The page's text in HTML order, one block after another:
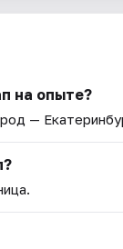
на опыте?
—